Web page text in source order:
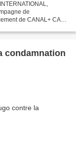
de
de CANAL+ CAN,
condamnation